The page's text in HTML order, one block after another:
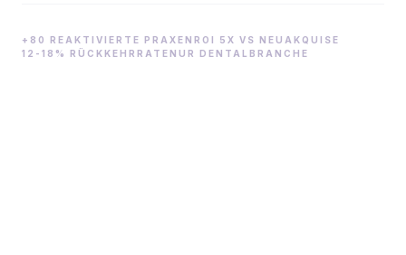
+80 REAKTIVIERTE PRAXEN ROI 5X VS NEUAKQUISE
12-18% RÜCKKEHRRATE NUR DENTALBRANCHE